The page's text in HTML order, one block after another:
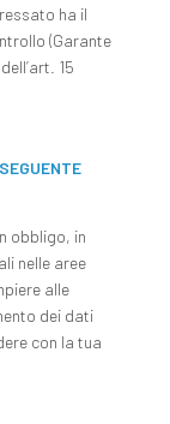
ha il
(Garante
15
obbligo, in
nelle aree
alle
dei dati
con la tua